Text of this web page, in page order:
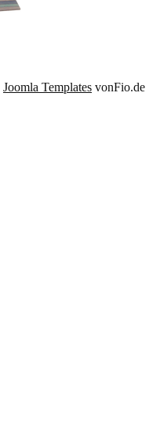
Joomla Templates vonFio.de